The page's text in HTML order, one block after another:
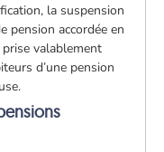
la suspension
pension accordée en
valablement
d’une pension